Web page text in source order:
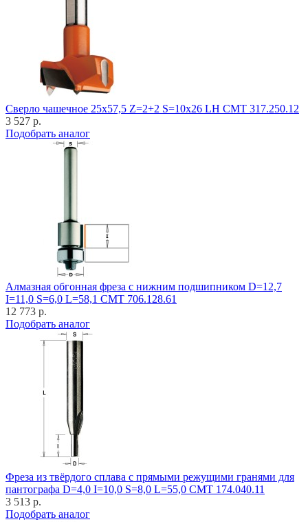
Cверло чашечное 25x57,5 Z=2+2 S=10x26 LH CMT 317.250.12
3 527 р.
Подобрать аналог
Алмазная обгонная фреза с нижним подшипником D=12,7
I=11,0 S=6,0 L=58,1 CMT 706.128.61
12 773 р.
Подобрать аналог
Фреза из твёрдого сплава с прямыми режущими гранями для
пантографа D=4,0 I=10,0 S=8,0 L=55,0 CMT 174.040.11
3 513 р.
Подобрать аналог